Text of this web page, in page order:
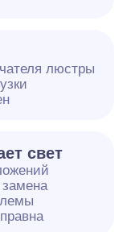
люстры
свет
замена